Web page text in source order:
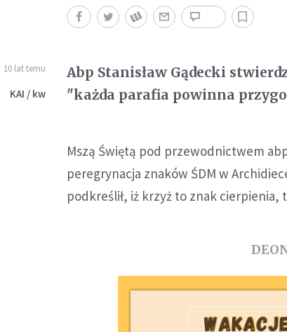
10 lat temu
KAI / kw
Abp Stanisław Gądecki
"każda parafia powinna
Mszą Świętą pod przewodnictwem
peregrynacja znaków ŚDM w
podkreślił, iż krzyż to znak